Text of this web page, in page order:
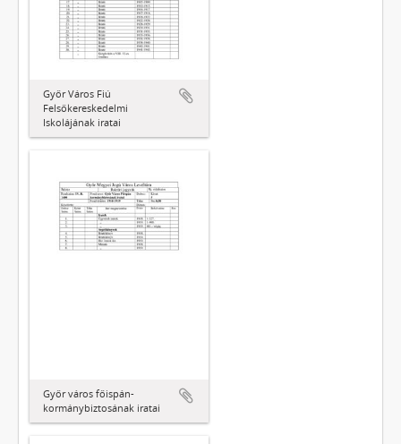
Győr Város Fiú
Felsőkereskedelmi
Iskolájának iratai
Győr város főispán-
kormánybiztosának iratai